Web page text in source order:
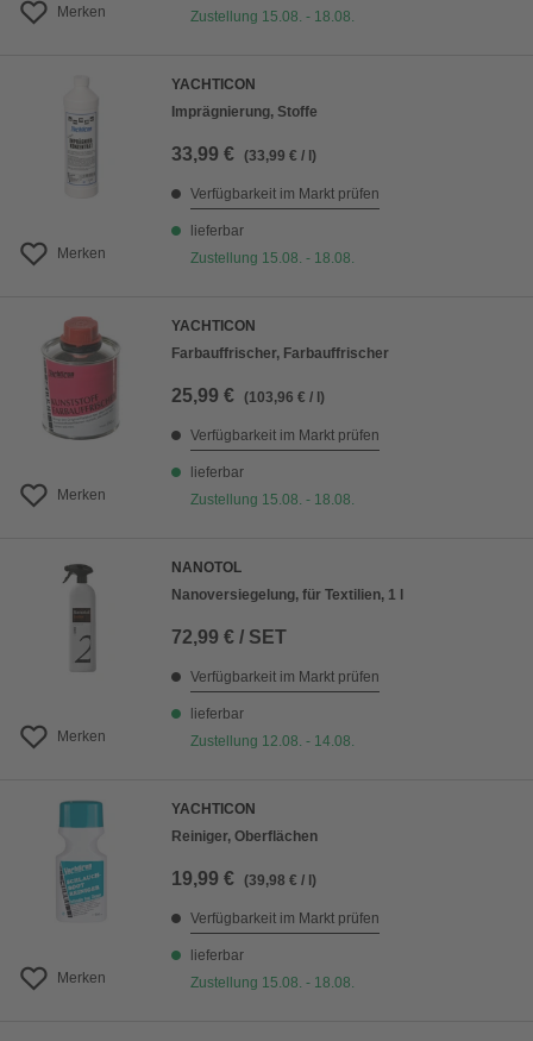
Merken
Zustellung 15.08. - 18.08.
Merken
YACHTICON
Imprägnierung, Stoffe
33,99 € (33,99 € / l)
Verfügbarkeit im Markt prüfen
lieferbar
Zustellung 15.08. - 18.08.
Merken
YACHTICON
Farbauffrischer, Farbauffrischer
25,99 € (103,96 € / l)
Verfügbarkeit im Markt prüfen
lieferbar
Zustellung 15.08. - 18.08.
Merken
NANOTOL
Nanoversiegelung, für Textilien, 1 l
72,99 € / SET
Verfügbarkeit im Markt prüfen
lieferbar
Zustellung 12.08. - 14.08.
Merken
YACHTICON
Reiniger, Oberflächen
19,99 € (39,98 € / l)
Verfügbarkeit im Markt prüfen
lieferbar
Zustellung 15.08. - 18.08.